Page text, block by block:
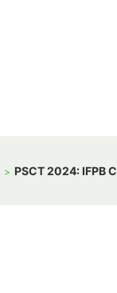
PSCT 2024: IFPB